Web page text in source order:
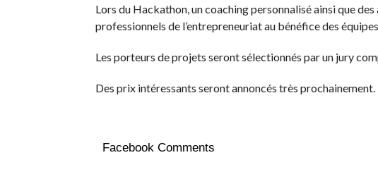
Lors du Hackathon, un coaching personnalisé ainsi que
professionnels de l’entrepreneuriat au bénéfice des
Les porteurs de projets seront sélectionnés par un jury
Des prix intéressants seront annoncés très prochainement.
Facebook Comments